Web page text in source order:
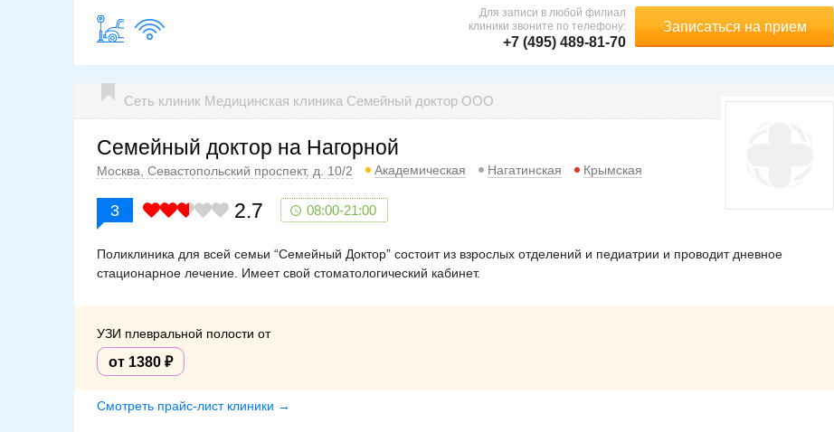
Записаться на прием
Для записи в любой филиал
клиники звоните по телефону:
+7 (495) 489-81-70
Сеть клиник Медицинская клиника Семейный доктор ООО
Семейный доктор на Нагорной
Москва, Севастопольский проспект, д. 10/2 Академическая Нагатинская Крымская
3 2.7 08:00-21:00
Поликлиника для всей семьи “Семейный Доктор” состоит из взрослых отделений и педиатрии и проводит дневное
стационарное лечение. Имеет свой стоматологический кабинет.
УЗИ плевральной полости от
от 1380
Смотреть прайс-лист клиники →